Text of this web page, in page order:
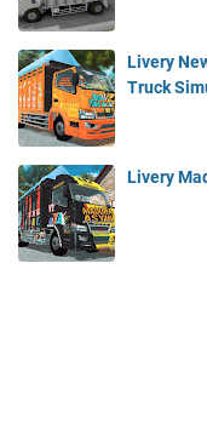
Livery
Truck
Livery